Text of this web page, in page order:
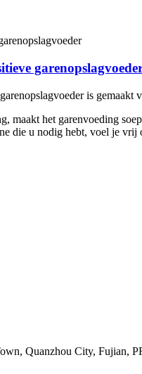
is gemaakt
maakt het garenvoeding
die u nodig hebt, voel je vrij
Quanzhou City, Fujian,